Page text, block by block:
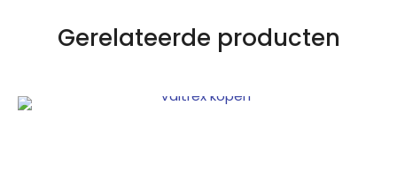
Gerelateerde producten